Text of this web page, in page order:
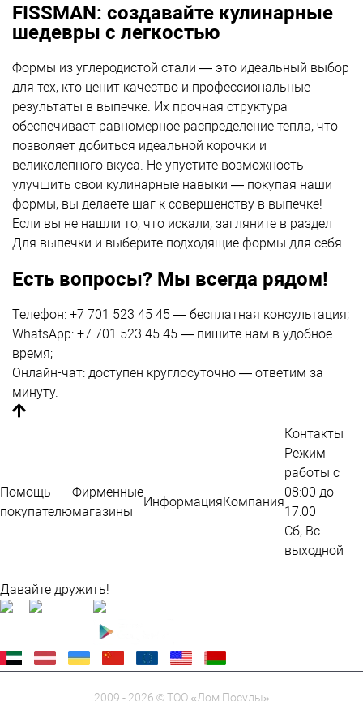
FISSMAN: создавайте кулинарные
шедевры с легкостью
Формы из углеродистой стали — это идеальный выбор
для тех, кто ценит качество и профессиональные
результаты в выпечке. Их прочная структура
обеспечивает равномерное распределение тепла, что
позволяет добиться идеальной корочки и
великолепного вкуса. Не упустите возможность
улучшить свои кулинарные навыки — покупая наши
формы, вы делаете шаг к совершенству в выпечке!
Если вы не нашли то, что искали, загляните в раздел
Для выпечки и выберите подходящие формы для себя.
Есть вопросы? Мы всегда рядом!
Телефон: +7 701 523 45 45 — бесплатная консультация;
WhatsApp: +7 701 523 45 45 — пишите нам в удобное
время;
Онлайн-чат: доступен круглосуточно — ответим за
минуту.
Помощь
покупателю
Фирменные
магазины
ИнформацияКомпания
Контакты
Режим
работы с
08:00 до
17:00
Сб, Вс
выходной
Давайте дружить!
2009 - 2026 © ТОО «Дом Посуды»